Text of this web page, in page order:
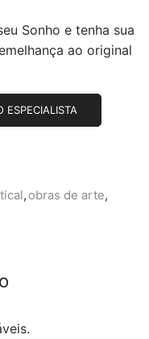
Sonho e tenha sua
ao original
ESPECIALISTA
, obras de arte,